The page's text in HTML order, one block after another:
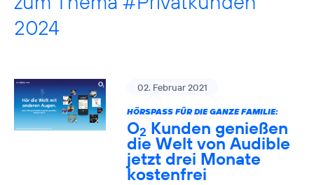
2024
02. Februar 2021
HÖRSPASS FÜR DIE GANZE FAMILIE:
O2 Kunden genießen
die Welt von Audible
jetzt drei Monate
kostenfrei